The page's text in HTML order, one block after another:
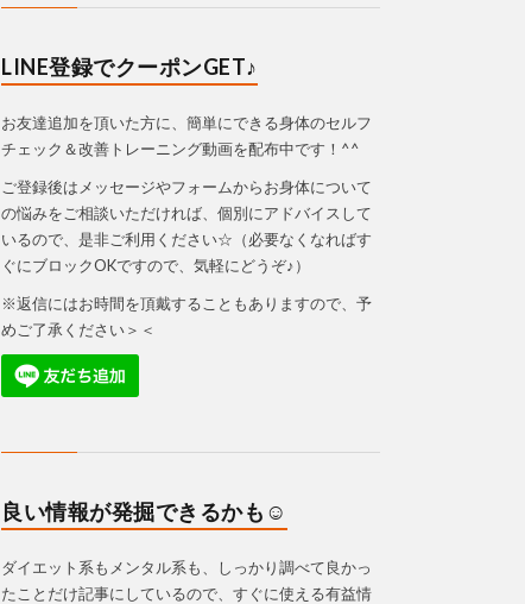
LINE登録でクーポンGET♪
お友達追加を頂いた方に、簡単にできる身体のセルフ
チェック＆改善トレーニング動画を配布中です！^^
ご登録後はメッセージやフォームからお身体について
の悩みをご相談いただければ、個別にアドバイスして
いるので、是非ご利用ください☆（必要なくなればす
ぐにブロックOKですので、気軽にどうぞ♪）
※返信にはお時間を頂戴することもありますので、予
めご了承ください＞＜
良い情報が発掘できるかも☺
ダイエット系もメンタル系も、しっかり調べて良かっ
たことだけ記事にしているので、すぐに使える有益情